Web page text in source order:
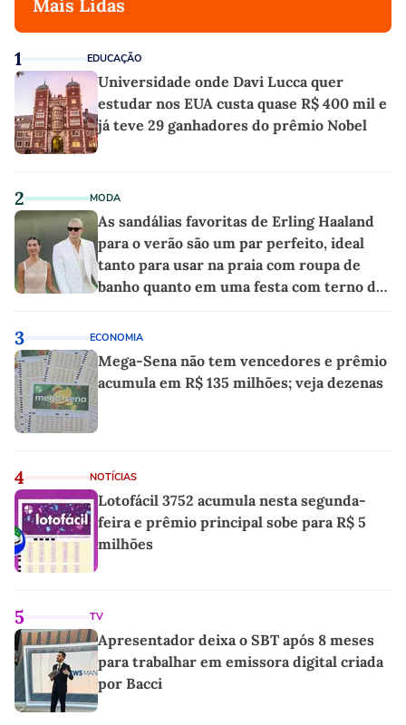
Mais Lidas
1 EDUCAÇÃO
Universidade onde Davi Lucca quer
estudar nos EUA custa quase R$ 400 mil e
já teve 29 ganhadores do prêmio Nobel
2 MODA
As sandálias favoritas de Erling Haaland
para o verão são um par perfeito, ideal
tanto para usar na praia com roupa de
banho quanto em uma festa com terno de
3 ECONOMIA
Mega-Sena não tem vencedores e prêmio
acumula em R$ 135 milhões; veja dezenas
4 NOTÍCIAS
Lotofácil 3752 acumula nesta segunda-
feira e prêmio principal sobe para R$ 5
milhões
5 TV
Apresentador deixa o SBT após 8 meses
para trabalhar em emissora digital criada
por Bacci